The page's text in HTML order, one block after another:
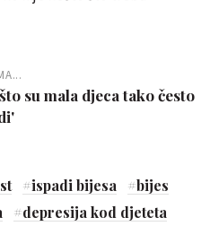
su mala djeca tako često
#ispadi bijesa #bijes
#depresija kod djeteta